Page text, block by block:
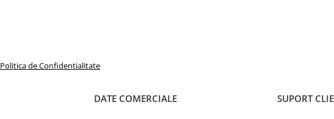
Politica de Confidentialitate
DATE COMERCIALE SUPORT